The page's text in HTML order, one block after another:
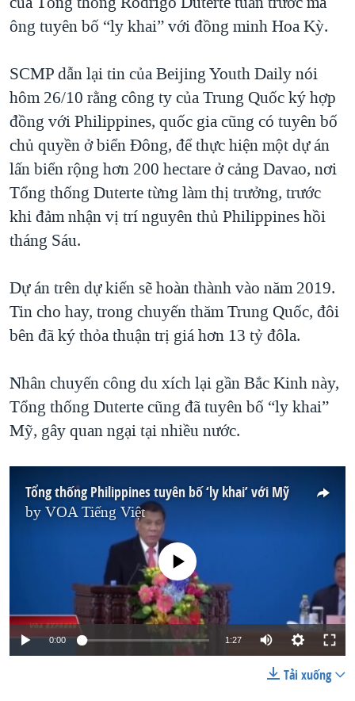
ông tuyên bố “ly khai” với đồng minh Hoa Kỳ.
SCMP dẫn lại tin của Beijing Youth Daily nói
hôm 26/10 rằng công ty của Trung Quốc ký hợp
đồng với Philippines, quốc gia cũng có tuyên bố
chủ quyền ở biển Đông, để thực hiện một dự án
lấn biển rộng hơn 200 hectare ở cảng Davao, nơi
Tổng thống Duterte từng làm thị trưởng, trước
khi đảm nhận vị trí nguyên thủ Philippines hồi
tháng Sáu.
Dự án trên dự kiến sẽ hoàn thành vào năm 2019.
Tin cho hay, trong chuyến thăm Trung Quốc, đôi
bên đã ký thỏa thuận trị giá hơn 13 tỷ đôla.
Nhân chuyến công du xích lại gần Bắc Kinh này,
Tổng thống Duterte cũng đã tuyên bố “ly khai”
Mỹ, gây quan ngại tại nhiều nước.
Tổng thống Philippines tuyên bố ‘ly khai’ với Mỹ
by VOA Tiếng Việt
No media source currently available
0:00 1:27
Tải xuống